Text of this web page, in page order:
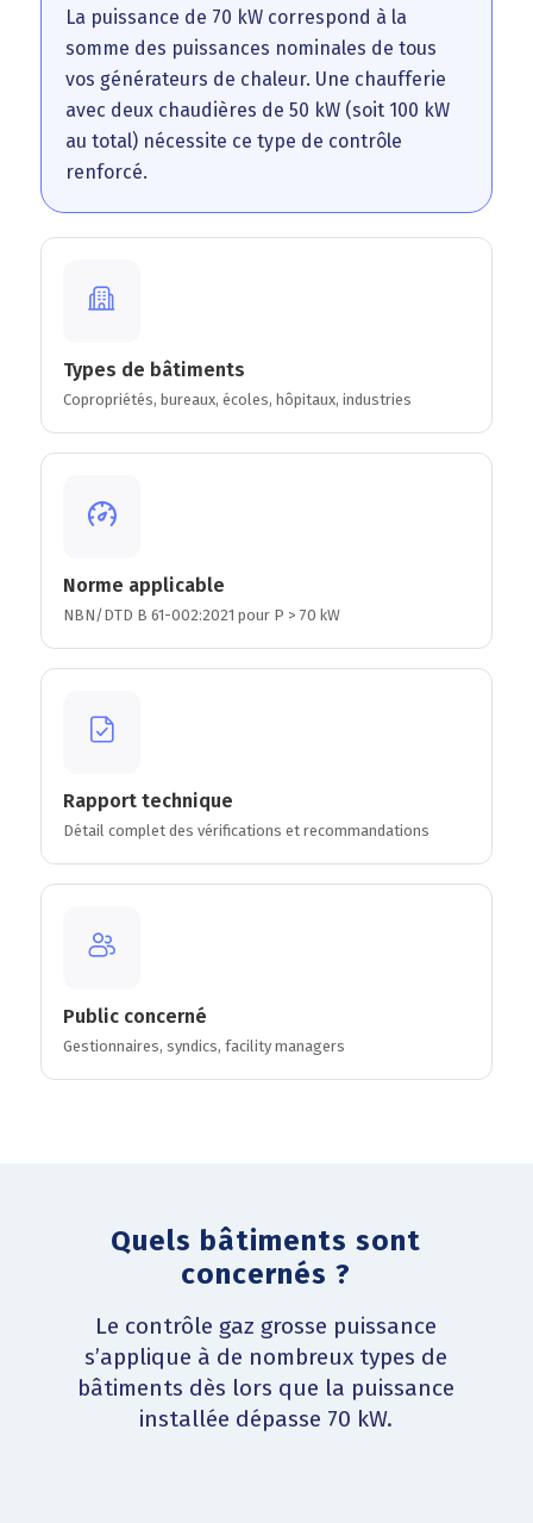
La puissance de 70 kW correspond à la
somme des puissances nominales de tous
vos générateurs de chaleur. Une chaufferie
avec deux chaudières de 50 kW (soit 100 kW
au total) nécessite ce type de contrôle
renforcé.
Types de bâtiments
Copropriétés, bureaux, écoles, hôpitaux, industries
Norme applicable
NBN/DTD B 61-002:2021 pour P > 70 kW
Rapport technique
Détail complet des vérifications et recommandations
Public concerné
Gestionnaires, syndics, facility managers
Quels bâtiments sont
concernés ?
Le contrôle gaz grosse puissance
s’applique à de nombreux types de
bâtiments dès lors que la puissance
installée dépasse 70 kW.